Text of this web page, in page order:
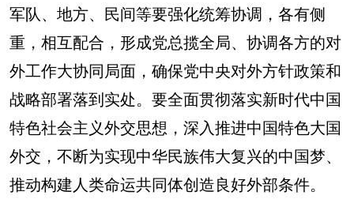
军队、地方、民间等要强化统筹协调，各有侧
重，相互配合，形成党总揽全局、协调各方的对
外工作大协同局面，确保党中央对外方针政策和
战略部署落到实处。要全面贯彻落实新时代中国
特色社会主义外交思想，深入推进中国特色大国
外交，不断为实现中华民族伟大复兴的中国梦、
推动构建人类命运共同体创造良好外部条件。